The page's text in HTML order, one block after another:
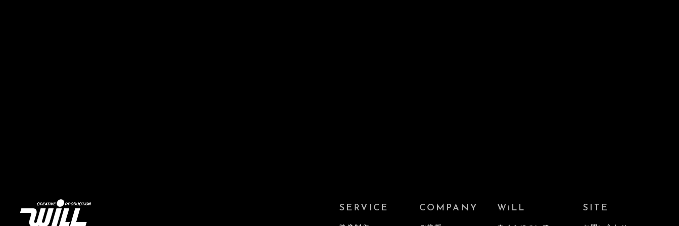
SERVICE COMPANY WiLL SITE